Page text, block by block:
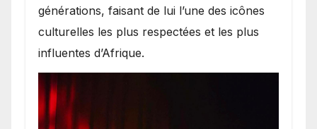
générations, faisant de lui l’une des icônes
culturelles les plus respectées et les plus
influentes d’Afrique.